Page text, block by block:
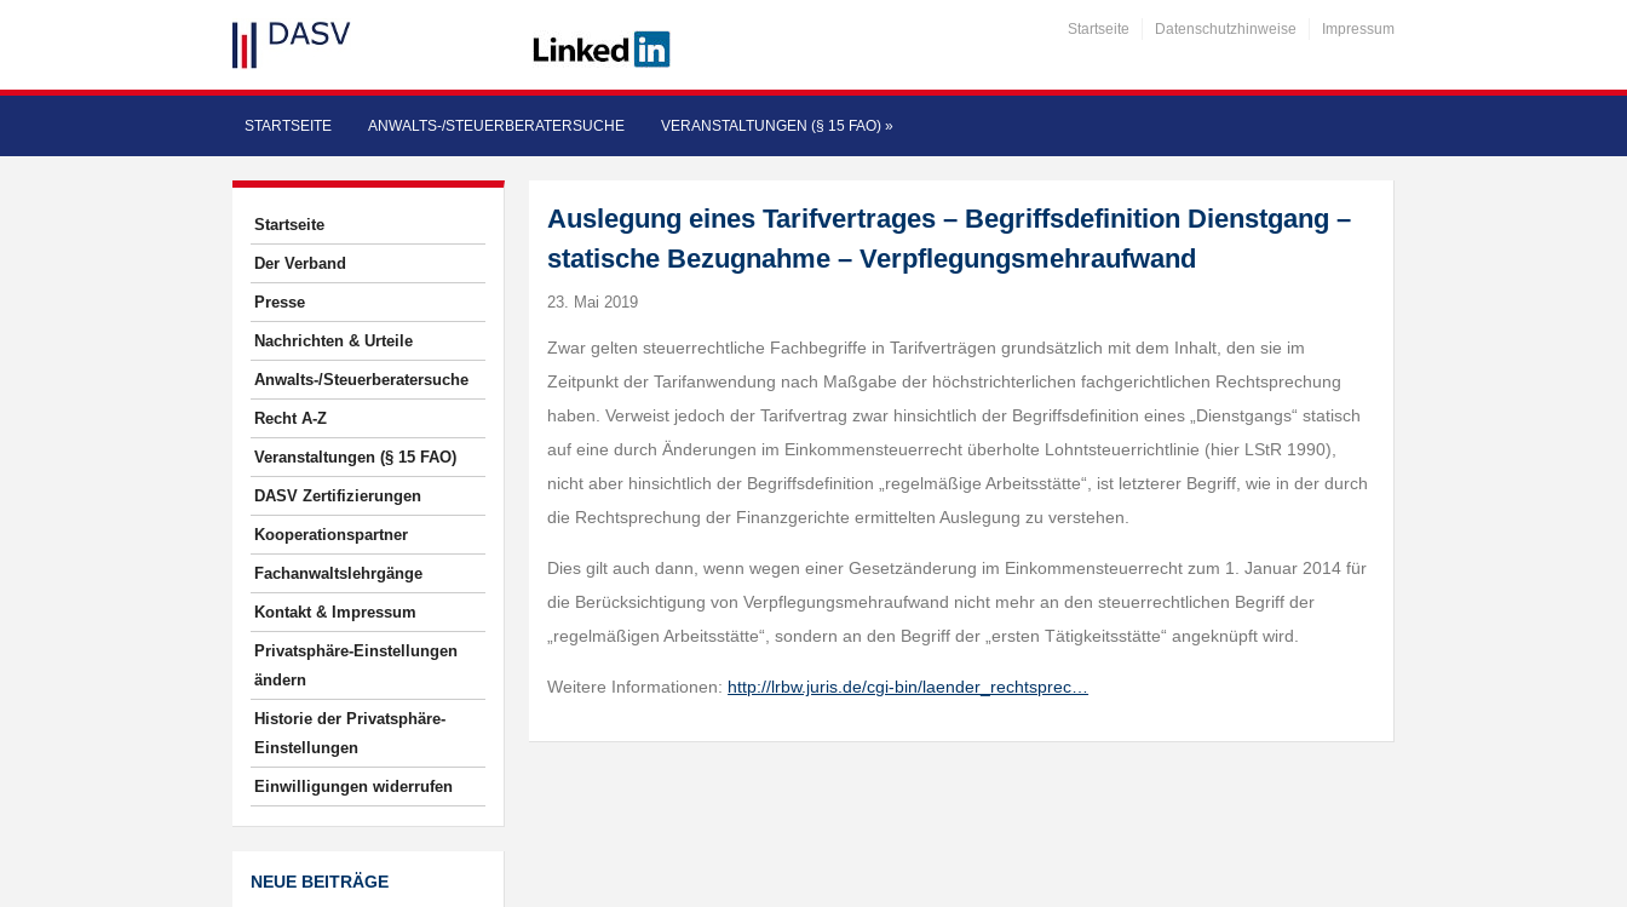
Startseite Datenschutzhinweise Impressum
STARTSEITE ANWALTS-/STEUERBERATERSUCHE VERANSTALTUNGEN (§ 15 FAO) »
Startseite
Der Verband
Presse
Nachrichten & Urteile
Anwalts-/Steuerberatersuche
Recht A-Z
Veranstaltungen (§ 15 FAO)
DASV Zertifizierungen
Kooperationspartner
Fachanwaltslehrgänge
Kontakt & Impressum
Privatsphäre-Einstellungen
ändern
Historie der Privatsphäre-
Einstellungen
Einwilligungen widerrufen
NEUE BEITRÄGE
Auslegung eines Tarifvertrages – Begriffsdefinition Dienstgang –
statische Bezugnahme – Verpflegungsmehraufwand
23. Mai 2019
Zwar gelten steuerrechtliche Fachbegriffe in Tarifverträgen grundsätzlich mit dem Inhalt, den sie im
Zeitpunkt der Tarifanwendung nach Maßgabe der höchstrichterlichen fachgerichtlichen Rechtsprechung
haben. Verweist jedoch der Tarifvertrag zwar hinsichtlich der Begriffsdefinition eines „Dienstgangs“ statisch
auf eine durch Änderungen im Einkommensteuerrecht überholte Lohntsteuerrichtlinie (hier LStR 1990),
nicht aber hinsichtlich der Begriffsdefinition „regelmäßige Arbeitsstätte“, ist letzterer Begriff, wie in der durch
die Rechtsprechung der Finanzgerichte ermittelten Auslegung zu verstehen.
Dies gilt auch dann, wenn wegen einer Gesetzänderung im Einkommensteuerrecht zum 1. Januar 2014 für
die Berücksichtigung von Verpflegungsmehraufwand nicht mehr an den steuerrechtlichen Begriff der
„regelmäßigen Arbeitsstätte“, sondern an den Begriff der „ersten Tätigkeitsstätte“ angeknüpft wird.
Weitere Informationen: http://lrbw.juris.de/cgi-bin/laender_rechtsprec…